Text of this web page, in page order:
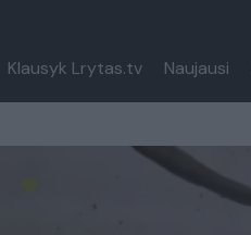
Klausyk Lrytas.tv Naujausi